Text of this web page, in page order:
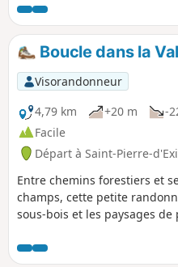
patrimoine, de façon
l'affiche Au fil de nos
mairie, et scannez le QR
démarrer le jeu (gratuit, pas
d'inscription ni d'application à
télécharger). Vous pouvez
parcours "adulte" ou le
+ enfant" (avec en plus des
destination des enfants de 6
La description ci-dessous fait
uniquement référence au
"adulte".
Boucle dans la
Visorandonneur
4,79 km
+20 m -
Facile
Départ à Saint-Pierre-
Entre chemins forestiers et
champs, cette petite
sous-bois et les paysages de